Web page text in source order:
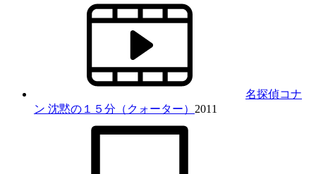
名探偵コナ
ン 沈黙の１５分（クォーター） 2011